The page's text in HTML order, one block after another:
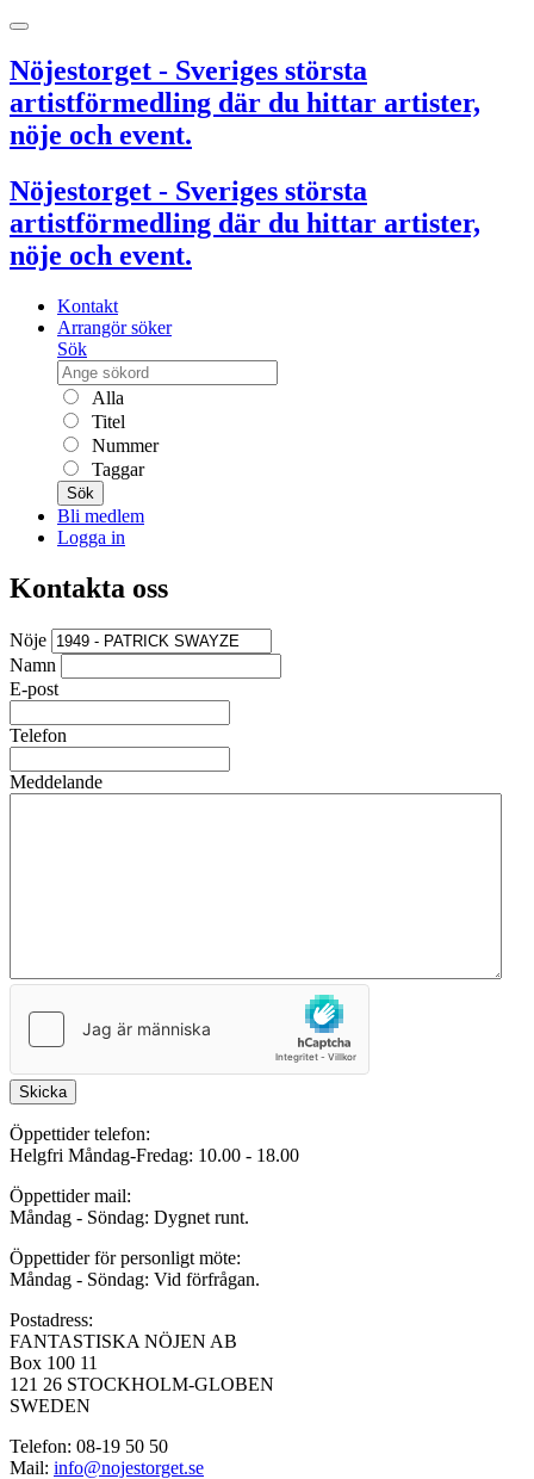
Nöjestorget - Sveriges största
artistförmedling där du hittar artister,
nöje och event.
Nöjestorget - Sveriges största
artistförmedling där du hittar artister,
nöje och event.
Kontakt
Arrangör söker
Sök
Alla
Titel
Nummer
Taggar
Sök
Bli medlem
Logga in
Kontakta oss
Nöje
Namn
E-post
Telefon
Meddelande
Skicka
Öppettider telefon:
Helgfri Måndag-Fredag: 10.00 - 18.00
Öppettider mail:
Måndag - Söndag: Dygnet runt.
Öppettider för personligt möte:
Måndag - Söndag: Vid förfrågan.
Postadress:
FANTASTISKA NÖJEN AB
Box 100 11
121 26 STOCKHOLM-GLOBEN
SWEDEN
Telefon: 08-19 50 50
Mail: info@nojestorget.se